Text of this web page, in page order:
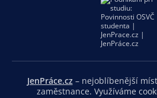
JenPráce.cz– nejoblíbenější
zaměstnance. Využíváme